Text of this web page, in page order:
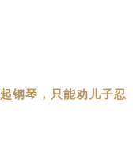
钢琴，只能劝儿子忍